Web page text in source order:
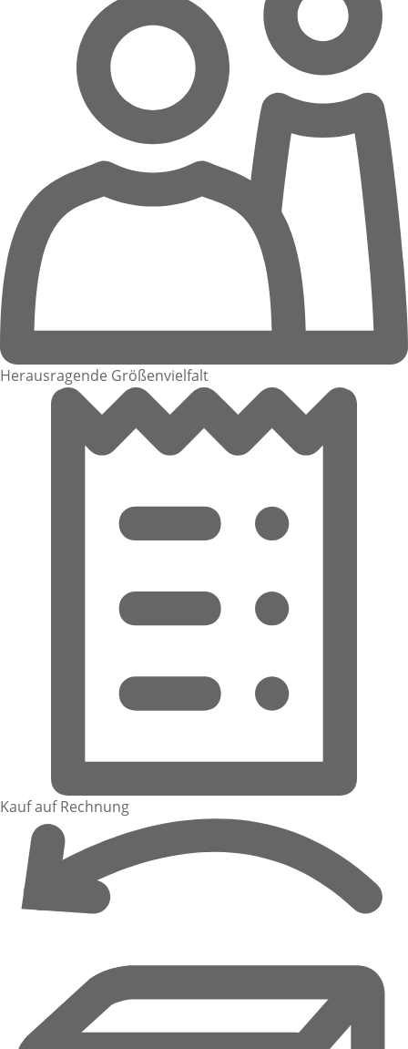
Herausragende Größenvielfalt
Kauf auf Rechnung